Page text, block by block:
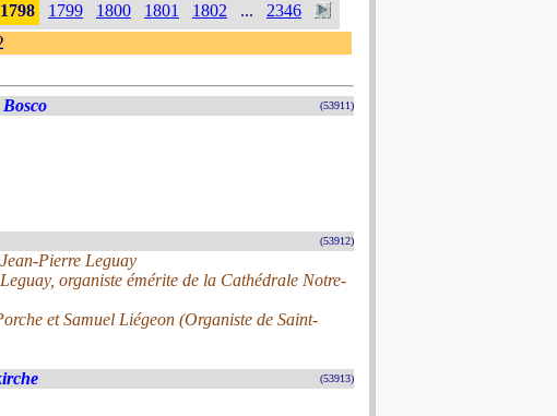
1798 1799 1800 1801 1802 ... 2346
(53911)
(53912)
Pierre Leguay
organiste émérite de la Cathédrale Notre-
et Samuel Liégeon (Organiste de Saint-
(53913)